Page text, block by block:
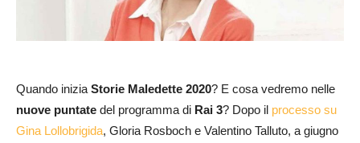
Quando inizia Storie Maledette 2020? E cosa vedremo nelle
nuove puntate del programma di Rai 3? Dopo il processo su
Gina Lollobrigida, Gloria Rosboch e Valentino Talluto, a giugno